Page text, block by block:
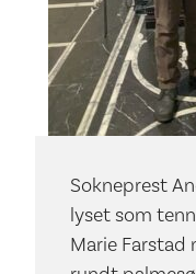
Sokneprest
lyset som
Marie